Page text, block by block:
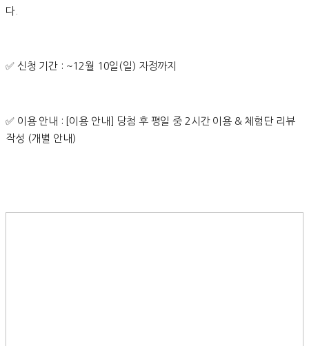
다.
✅ 신청 기간 : ~12월 10일(일) 자정까지
✅ 이용 안내 : [이용 안내] 당첨 후 평일 중 2시간 이용 & 체험단 리뷰
작성 (개별 안내)